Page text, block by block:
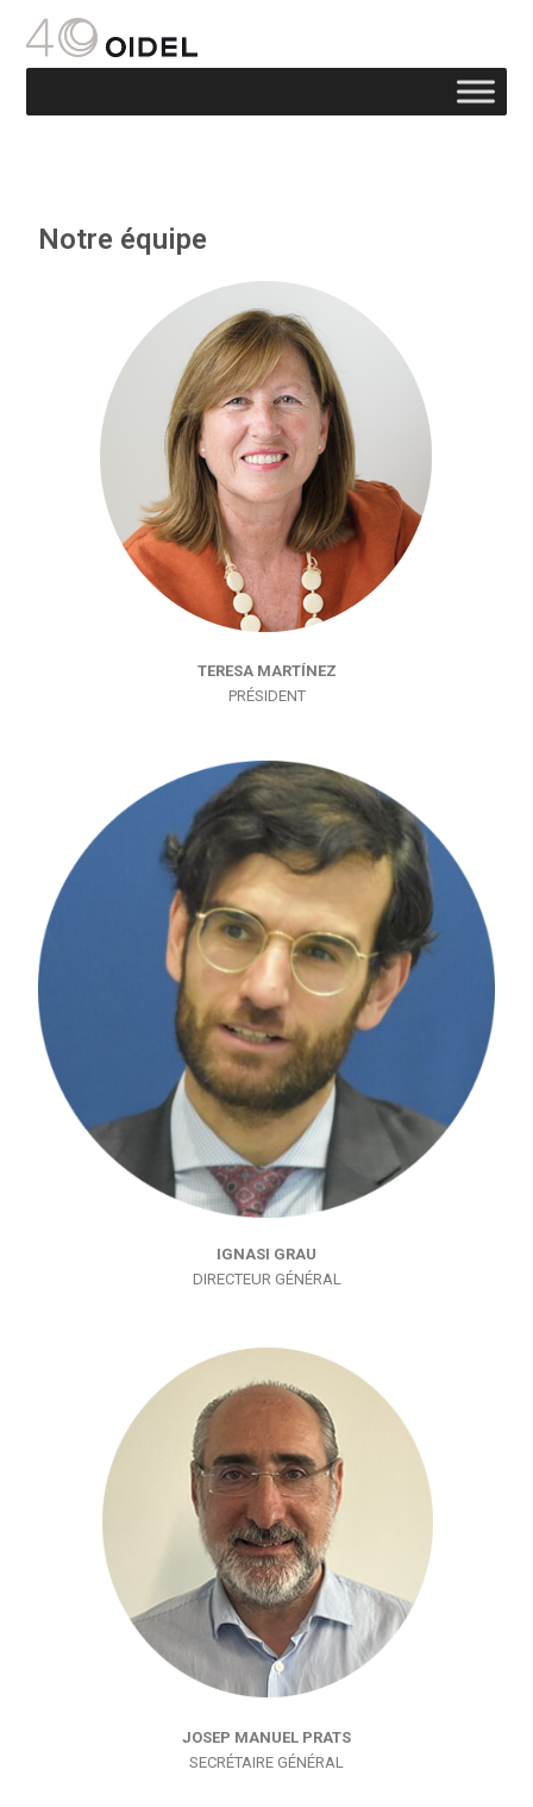
Notre équipe
TERESA MARTÍNEZ
PRÉSIDENT
IGNASI GRAU
DIRECTEUR GÉNÉRAL
JOSEP MANUEL PRATS
SECRÉTAIRE GÉNÉRAL